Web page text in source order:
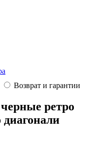
Возврат и гарантии
ретро